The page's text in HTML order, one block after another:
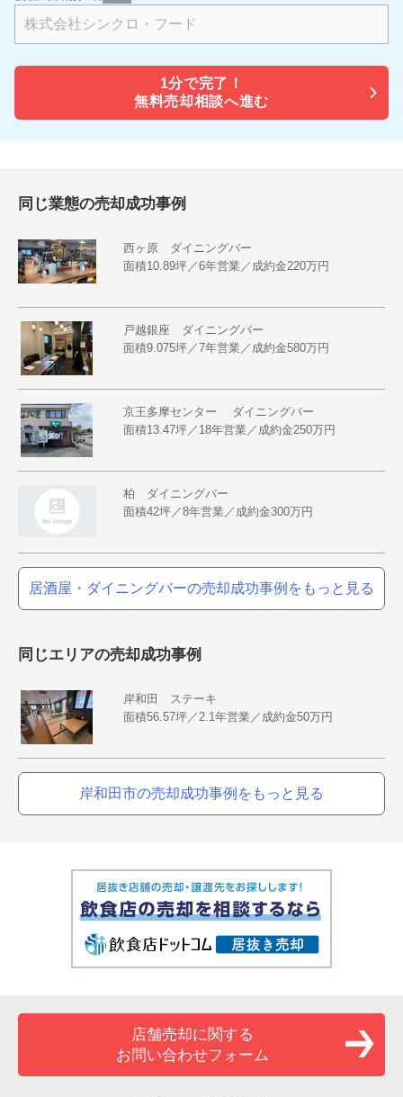
1分で完了！
無料売却相談へ進む
同じ業態の売却成功事例
西ヶ原 ダイニングバー
面積10.89坪／6年営業／成約金220万円
戸越銀座 ダイニングバー
面積9.075坪／7年営業／成約金580万円
京王多摩センター ダイニングバー
面積13.47坪／18年営業／成約金250万円
柏 ダイニングバー
面積42坪／8年営業／成約金300万円
居酒屋・ダイニングバーの売却成功事例をもっと見る
同じエリアの売却成功事例
岸和田 ステーキ
面積56.57坪／2.1年営業／成約金50万円
岸和田市の売却成功事例をもっと見る
店舗売却に関する
お問い合わせフォーム